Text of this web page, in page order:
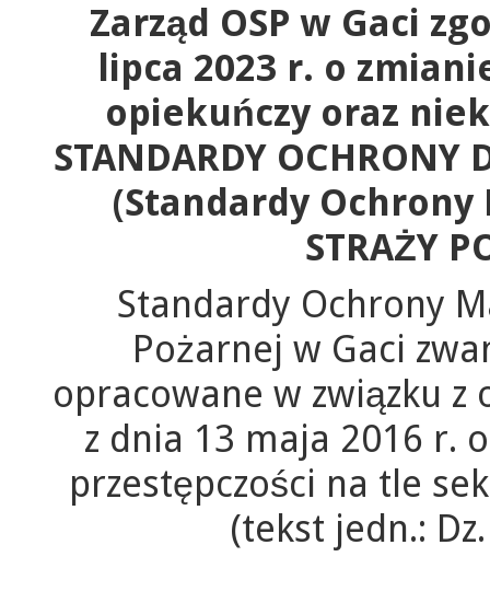
Zarząd OSP w Gaci
lipca 2023 r. o
opiekuńczy oraz
STANDARDY
(Standardy Ochrony
STRAŻY
Standardy Ochrony
Pożarnej w Gaci
opracowane w związku z
z dnia 13 maja 2016 r.
przestępczości na tle
(tekst jedn.: